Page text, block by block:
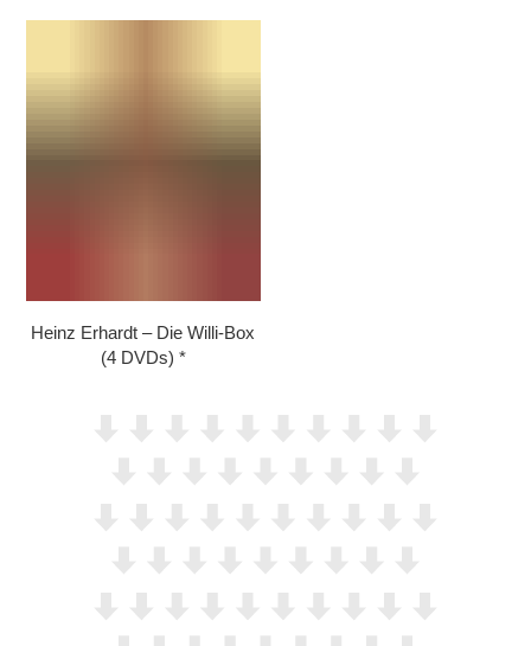
Heinz Erhardt – Die Willi-Box
(4 DVDs)